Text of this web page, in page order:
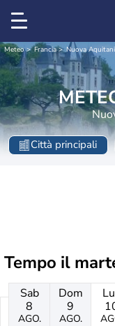
Meteo Francia Nuova
Città principali
Tempo il
Sab
8
AGO.
Dom
9
AGO.